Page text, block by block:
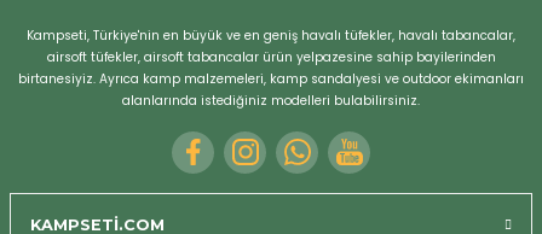
Kampseti, Türkiye'nin en büyük ve en geniş havalı tüfekler, havalı tabancalar,
airsoft tüfekler, airsoft tabancalar ürün yelpazesine sahip bayilerinden
birtanesiyiz. Ayrıca kamp malzemeleri, kamp sandalyesi ve outdoor ekimanları
alanlarında istediğiniz modelleri bulabilirsiniz.
KAMPSETİ.COM